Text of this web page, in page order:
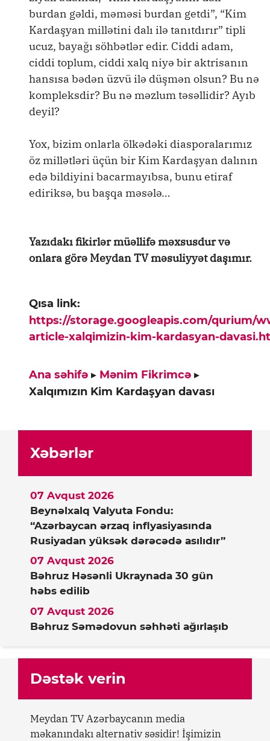
burdan gəldi, məməsi burdan getdi”, “Kim
Kardaşyan millətini dalı ilə tanıtdırır” tipli
ucuz, bayağı söhbətlər edir. Ciddi adam,
ciddi toplum, ciddi xalq niyə bir aktrisanın
hansısa bədən üzvü ilə düşmən olsun? Bu nə
kompleksdir? Bu nə məzlum təsəllidir? Ayıb
deyil?
Yox, bizim onlarla ölkədəki diasporalarımız
öz millətləri üçün bir Kim Kardaşyan dalının
edə bildiyini bacarmayıbsa, bunu etiraf
ediriksə, bu başqa məsələ…
Yazıdakı fikirlər müəllifə məxsusdur və
onlara görə Meydan TV məsuliyyət daşımır.
Qısa link:
https://storage.googleapis.com/qurium/
article-xalqimizin-kim-kardasyan-
Ana səhifə ▸ Mənim Fikrimcə ▸
Xalqımızın Kim Kardaşyan davası
Xəbərlər
Beynəlxalq Valyuta Fondu:
“Azərbaycan ərzaq inflyasiyasında
Rusiyadan yüksək dərəcədə asılıdır”
07 Avqust 2026
Bəhruz Həsənli Ukraynada 30 gün
həbs edilib
07 Avqust 2026
Bəhruz Səmədovun səhhəti ağırlaşıb
07 Avqust 2026
Dəstək verin
Meydan TV Azərbaycanın media
məkanındakı alternativ səsidir! İşimizin